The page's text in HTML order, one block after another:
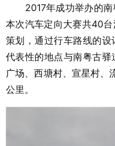
2017年成功举办的南
本次汽车定向大赛共40
策划，通过行车路线的
代表性的地点与南粤古
广场、西塘村、宣星村、
公里。